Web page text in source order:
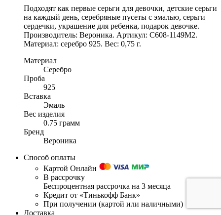
Подходят как первые серьги для девочки, детские серьги
на каждый день, серебряные пусеты с эмалью, серьги
сердечки, украшение для ребенка, подарок девочке.
Производитель: Вероника. Артикул: С608-1149М2.
Материал: серебро 925. Вес: 0,75 г.
Материал
Серебро
Проба
925
Вставка
Эмаль
Вес изделия
0.75 грамм
Бренд
Вероника
Способ оплаты
Картой Онлайн
В рассрочку
Беспроцентная рассрочка на 3 месяца
Кредит от «Тинькофф Банк»
При получении (картой или наличными)
Доставка